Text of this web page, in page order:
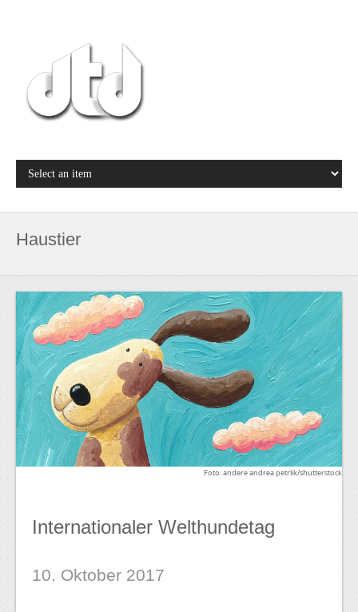
Haustier
Foto: andere andrea petrlik/shutterstock
Internationaler Welthundetag
10. Oktober 2017